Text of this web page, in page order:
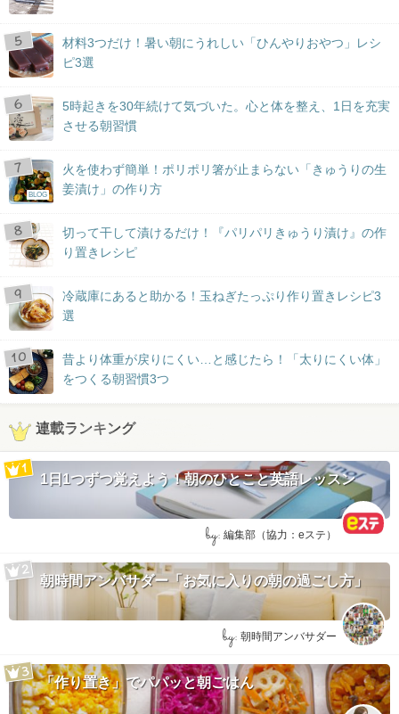
材料3つだけ！暑い朝にうれしい「ひんやりおやつ」レシ
ピ3選
5時起きを30年続けて気づいた。心と体を整え、1日を充実
させる朝習慣
BLOG
火を使わず簡単！ポリポリ箸が止まらない「きゅうりの生
姜漬け」の作り方
切って干して漬けるだけ！『パリパリきゅうり漬け』の作
り置きレシピ
冷蔵庫にあると助かる！玉ねぎたっぷり作り置きレシピ3
選
昔より体重が戻りにくい…と感じたら！「太りにくい体」
をつくる朝習慣3つ
連載ランキング
1日1つずつ覚えよう！朝のひとこと英語レッスン
by: 編集部（協力：eステ）
朝時間アンバサダー「お気に入りの朝の過ごし方」
by: 朝時間アンバサダー
「作り置き」でパパッと朝ごはん